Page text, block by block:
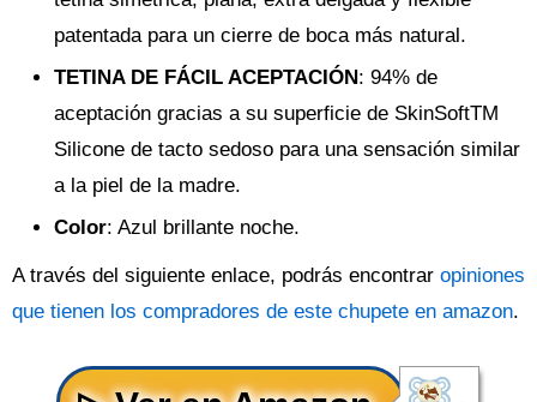
patentada para un cierre de boca más natural.
TETINA DE FÁCIL ACEPTACIÓN: 94% de
aceptación gracias a su superficie de SkinSoftTM
Silicone de tacto sedoso para una sensación similar
a la piel de la madre.
Color: Azul brillante noche.
A través del siguiente enlace, podrás encontrar opiniones
que tienen los compradores de este chupete en amazon.